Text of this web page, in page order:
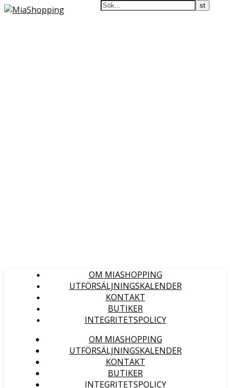
OM MIASHOPPING
UTFÖRSÄLJNINGSKALENDER
KONTAKT
BUTIKER
INTEGRITETSPOLICY
OM MIASHOPPING
UTFÖRSÄLJNINGSKALENDER
KONTAKT
BUTIKER
INTEGRITETSPOLICY